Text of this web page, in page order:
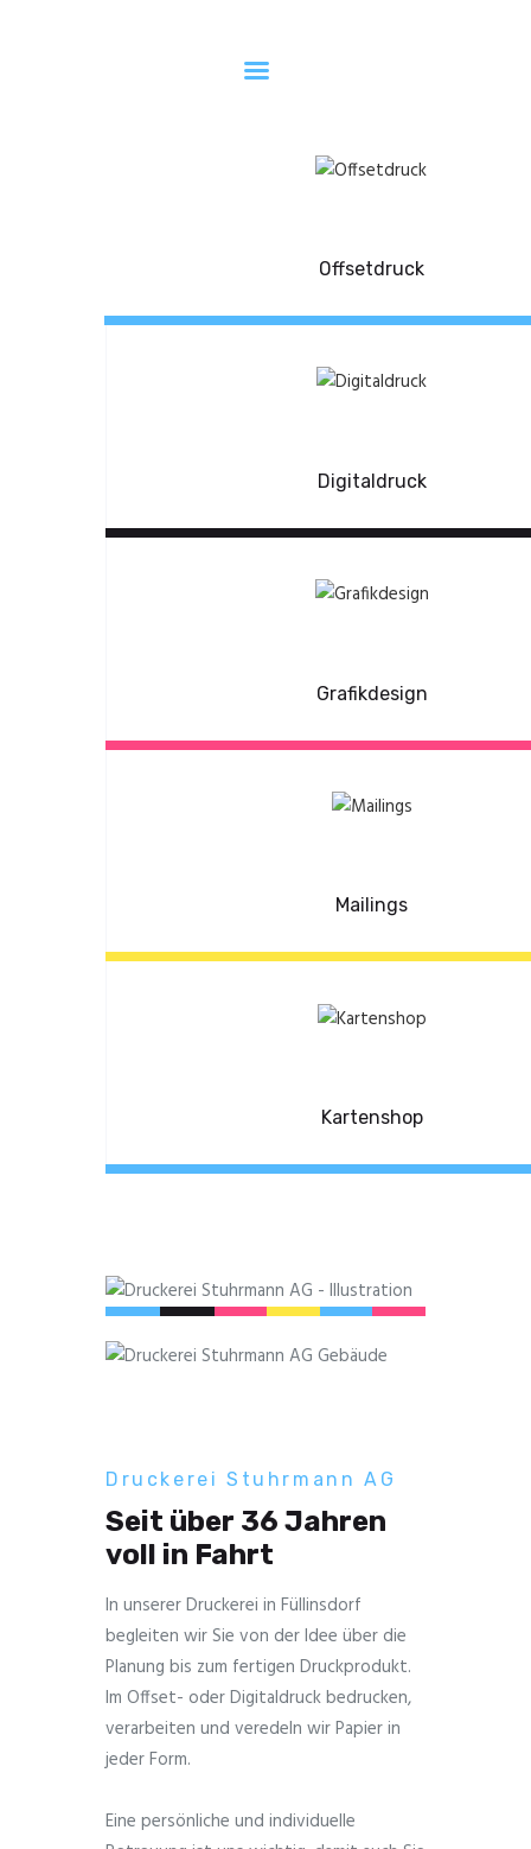
Druckerei Stuhrmann AG
Offsetdruck
Digitaldruck
Grafikdesign
Mailings
Kartenshop
Druckerei Stuhrmann AG
Seit über 36 Jahren
voll in Fahrt
In unserer Druckerei in Füllinsdorf
begleiten wir Sie von der Idee über die
Planung bis zum fertigen Druckprodukt.
Im Offset- oder Digitaldruck bedrucken,
verarbeiten und veredeln wir Papier in
jeder Form.
Eine persönliche und individuelle